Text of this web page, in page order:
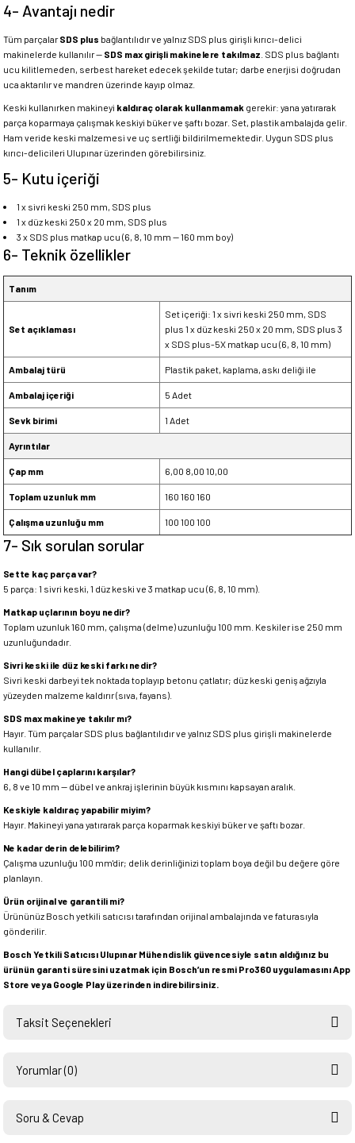
4- Avantajı nedir
Tüm parçalarSDS plus bağlantılıdır ve yalnız SDS plus girişli kırıcı-delici
makinelerde kullanılır — SDS max girişli makinelere takılmaz . SDS plus bağlantı
ucu kilitlemeden, serbest hareket edecek şekilde tutar; darbe enerjisi doğrudan
uca aktarılır ve mandren üzerinde kayıp olmaz.
Keski kullanırken makineyi kaldıraç olarak kullanmamak gerekir: yana yatırarak
parça koparmaya çalışmak keskiyi büker ve şaftı bozar. Set, plastik ambalajda gelir.
Ham veride keski malzemesi ve uç sertliği bildirilmemektedir. Uygun SDS plus
kırıcı-delicileri Ulupınar üzerinden görebilirsiniz.
5- Kutu içeriği
1 x sivri keski 250 mm, SDS plus
1 x düz keski 250 x 20 mm, SDS plus
3 x SDS plus matkap ucu (6, 8, 10 mm — 160 mm boy)
6- Teknik özellikler
Tanım
Set açıklaması
Set içeriği: 1 x sivri keski 250 mm, SDS
plus 1 x düz keski 250 x 20 mm, SDS plus 3
x SDS plus-5X matkap ucu (6, 8, 10 mm)
Ambalaj türü Plastik paket, kaplama, askı deliği ile
Ambalaj içeriği 5 Adet
Sevk birimi 1 Adet
Ayrıntılar
Çap mm 6,00 8,00 10,00
Toplam uzunluk mm 160 160 160
Çalışma uzunluğu mm 100 100 100
7- Sık sorulan sorular
Sette kaç parça var?
5 parça: 1 sivri keski, 1 düz keski ve 3 matkap ucu (6, 8, 10 mm).
Matkap uçlarının boyu nedir?
Toplam uzunluk 160 mm, çalışma (delme) uzunluğu 100 mm. Keskiler ise 250 mm
uzunluğundadır.
Sivri keski ile düz keski farkı nedir?
Sivri keski darbeyi tek noktada toplayıp betonu çatlatır; düz keski geniş ağzıyla
yüzeyden malzeme kaldırır (sıva, fayans).
SDS max makineye takılır mı?
Hayır. Tüm parçalar SDS plus bağlantılıdır ve yalnız SDS plus girişli makinelerde
kullanılır.
Hangi dübel çaplarını karşılar?
6, 8 ve 10 mm — dübel ve ankraj işlerinin büyük kısmını kapsayan aralık.
Keskiyle kaldıraç yapabilir miyim?
Hayır. Makineyi yana yatırarak parça koparmak keskiyi büker ve şaftı bozar.
Ne kadar derin delebilirim?
Çalışma uzunluğu 100 mm'dir; delik derinliğinizi toplam boya değil bu değere göre
planlayın.
Ürün orijinal ve garantili mi?
Ürününüz Bosch yetkili satıcısı tarafından orijinal ambalajında ve faturasıyla
gönderilir.
Bosch Yetkili Satıcısı Ulupınar Mühendislik güvencesiyle satın aldığınız bu
ürünün garanti süresini uzatmak için Bosch’un resmi Pro360 uygulamasını App
Store veya Google Play üzerinden indirebilirsiniz.
Taksit Seçenekleri
Yorumlar (0)
Soru & Cevap